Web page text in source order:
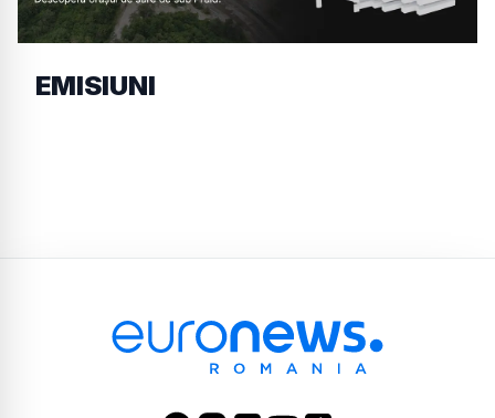
EMISIUNI